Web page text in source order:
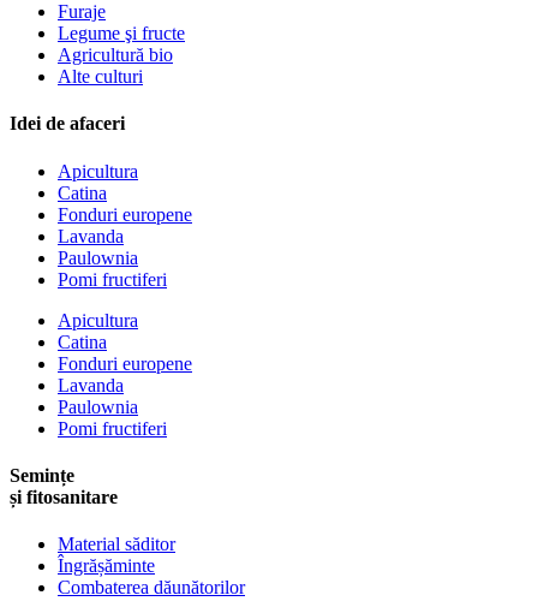
Furaje
Legume şi fructe
Agricultură bio
Alte culturi
Idei de afaceri
Apicultura
Catina
Fonduri europene
Lavanda
Paulownia
Pomi fructiferi
Apicultura
Catina
Fonduri europene
Lavanda
Paulownia
Pomi fructiferi
Semințe
și fitosanitare
Material săditor
Îngrășăminte
Combaterea dăunătorilor